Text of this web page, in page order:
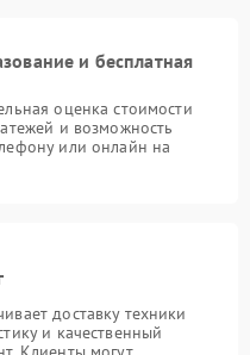
и бесплатная
оценка стоимости
и возможность
или онлайн на
доставку техники
и качественный